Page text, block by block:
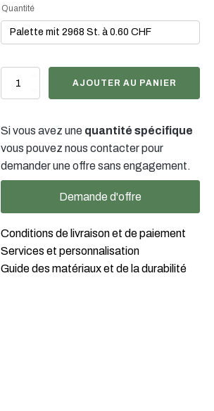
Quantité
quantité
Langhals
PP28
AJOUTER AU PANIER
Si vous avez une quantité spécifique
vous pouvez nous contacter pour
demander une offre sans engagement.
Demande d'offre
Conditions de livraison et de paiement
Services et personnalisation
Guide des matériaux et de la durabilité